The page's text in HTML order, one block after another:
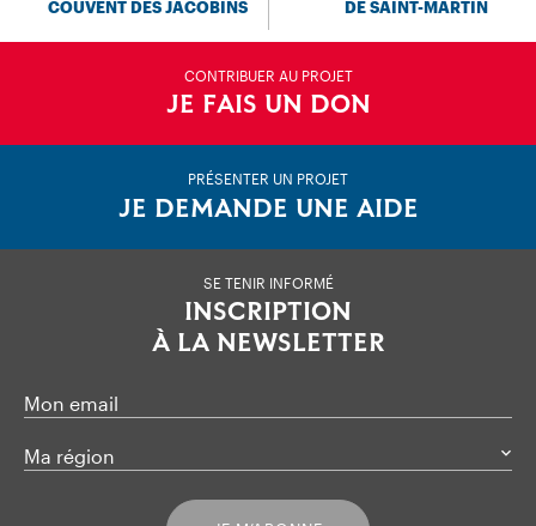
COUVENT DES JACOBINS
DE SAINT-MARTIN
CONTRIBUER AU PROJET
JE FAIS UN DON
PRÉSENTER UN PROJET
JE DEMANDE UNE AIDE
SE TENIR INFORMÉ
INSCRIPTION
À LA NEWSLETTER
Mon email
Ma région